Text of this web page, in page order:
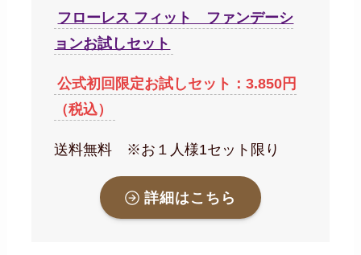
フローレス フィット ファンデーシ
ョンお試しセット
公式初回限定お試しセット：3.850円
（税込）
送料無料 ※お１人様1セット限り
詳細はこちら